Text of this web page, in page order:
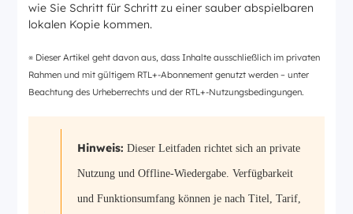
wie Sie Schritt für Schritt zu einer sauber abspielbaren
lokalen Kopie kommen.
※ Dieser Artikel geht davon aus, dass Inhalte ausschließlich im privaten
Rahmen und mit gültigem RTL+-Abonnement genutzt werden – unter
Beachtung des Urheberrechts und der RTL+-Nutzungsbedingungen.
Hinweis: Dieser Leitfaden richtet sich an private
Nutzung und Offline-Wiedergabe. Verfügbarkeit
und Funktionsumfang können je nach Titel, Tarif,